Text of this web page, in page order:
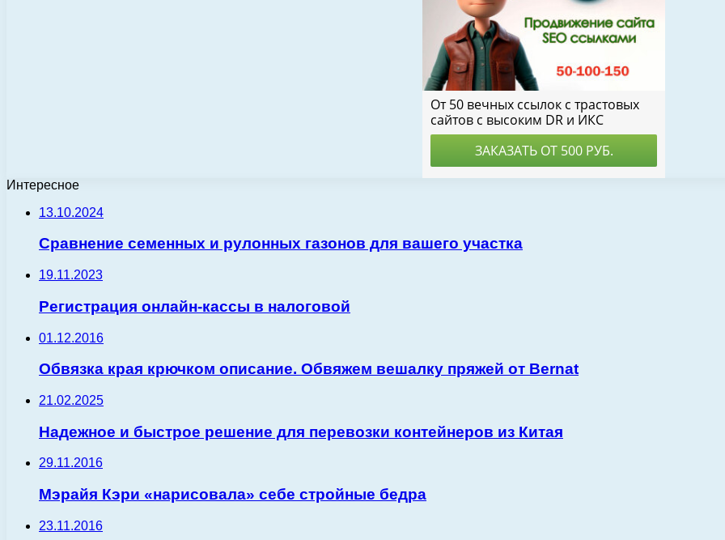
Интересное
13.10.2024
Сравнение семенных и рулонных газонов для вашего участка
19.11.2023
Регистрация онлайн-кассы в налоговой
01.12.2016
Обвязка края крючком описание. Обвяжем вешалку пряжей от Bernat
21.02.2025
Надежное и быстрое решение для перевозки контейнеров из Китая
29.11.2016
Мэрайя Кэри «нарисовала» себе стройные бедра
23.11.2016